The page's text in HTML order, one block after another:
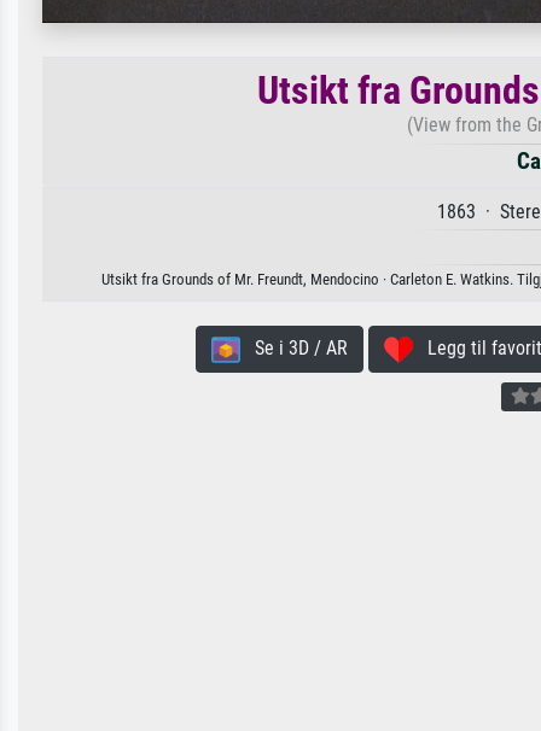
Utsikt fra
(View from the
1863 ·
Utsikt fra Grounds of Mr. Freundt, Mendocino · Carleton E. Watkins.
Se i 3D / AR Legg til